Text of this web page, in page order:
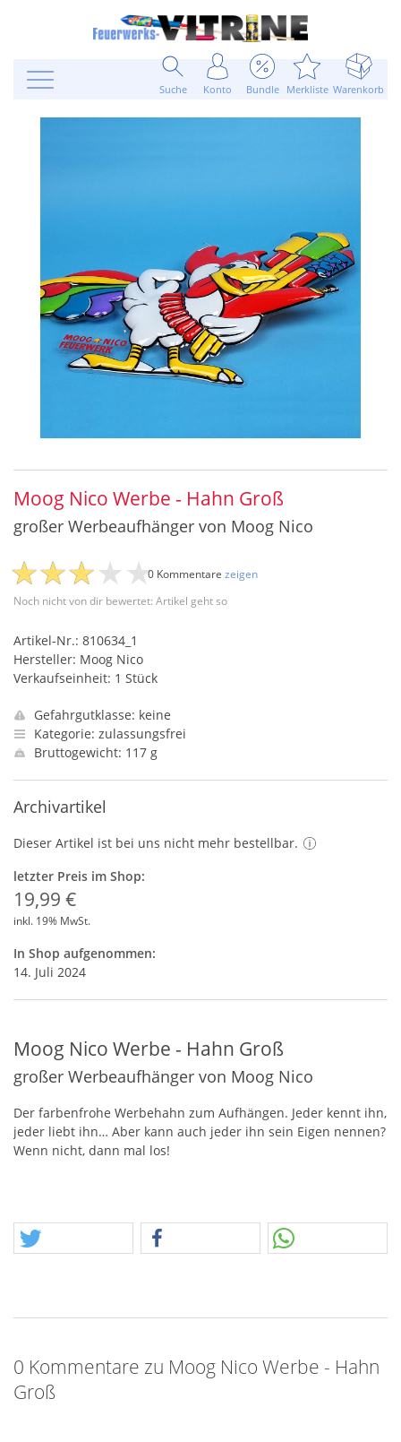
Suche Konto Bundle Merkliste Warenkorb
Moog Nico Werbe - Hahn Groß
großer Werbeaufhänger von Moog Nico
Noch nicht von dir bewertet: Artikel geht so
0 Kommentare zeigen
Artikel-Nr.: 810634_1
Hersteller: Moog Nico
Verkaufseinheit: 1 Stück
Gefahrgutklasse: keine
Kategorie: zulassungsfrei
Bruttogewicht: 117 g
Archivartikel
Dieser Artikel ist bei uns nicht mehr bestellbar.
letzter Preis im Shop:
19,99 €
inkl. 19% MwSt.
In Shop aufgenommen:
14. Juli 2024
Moog Nico Werbe - Hahn Groß
großer Werbeaufhänger von Moog Nico
Der farbenfrohe Werbehahn zum Aufhängen. Jeder kennt ihn,
jeder liebt ihn… Aber kann auch jeder ihn sein Eigen nennen?
Wenn nicht, dann mal los!
0 Kommentare zu Moog Nico Werbe - Hahn
Groß